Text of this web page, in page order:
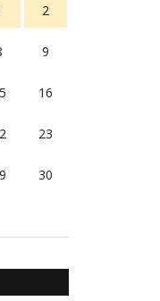
2
9
16
23
30